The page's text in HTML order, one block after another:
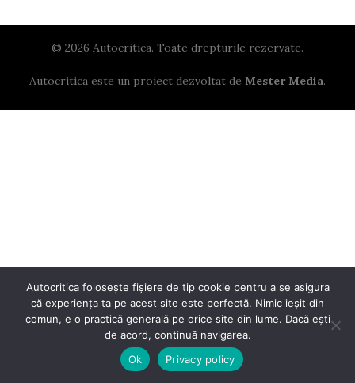
© 2026 Autocritica. Toate drepturile rezervate.
Autocritica este un proiect dezvoltat de Mester Media.
Autocritica folosește fișiere de tip cookie pentru a se asigura
că experiența ta pe acest site este perfectă. Nimic ieșit din
comun, e o practică generală pe orice site din lume. Dacă ești
de acord, continuă navigarea.
Ok
Privacy policy